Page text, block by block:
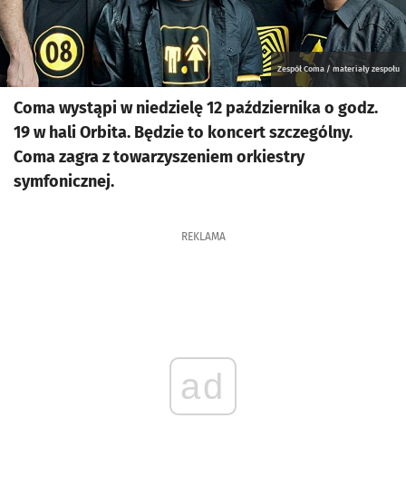
Zespół Coma / materiały zespołu
Coma wystąpi w niedzielę 12 października o godz.
19 w hali Orbita. Będzie to koncert szczególny.
Coma zagra z towarzyszeniem orkiestry
symfonicznej.
REKLAMA
ad